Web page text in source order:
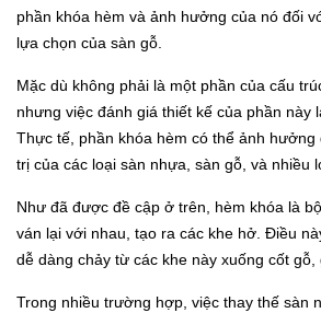
phần khóa hèm và ảnh hưởng của nó đối
lựa chọn của sàn gỗ.
Mặc dù không phải là một phần của cấu
nhưng việc đánh giá thiết kế của phần này
Thực tế, phần khóa hèm có thể ảnh
trị của các loại sàn nhựa, sàn gỗ, và nhiều
Như đã được đề cập ở trên, hèm khóa là
ván lại với nhau, tạo ra các khe hở. Điều
dễ dàng chảy từ các khe này xuống cốt gỗ,
Trong nhiều trường hợp, việc thay thế sàn